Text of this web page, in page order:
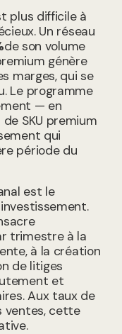
plus difficile à
Un réseau
de son volume
génère
marges, qui se
Le programme
— en
SKU premium
qui
période du
est le
trimestre à la
à la création
de litiges
et
Aux taux de
ventes, cette